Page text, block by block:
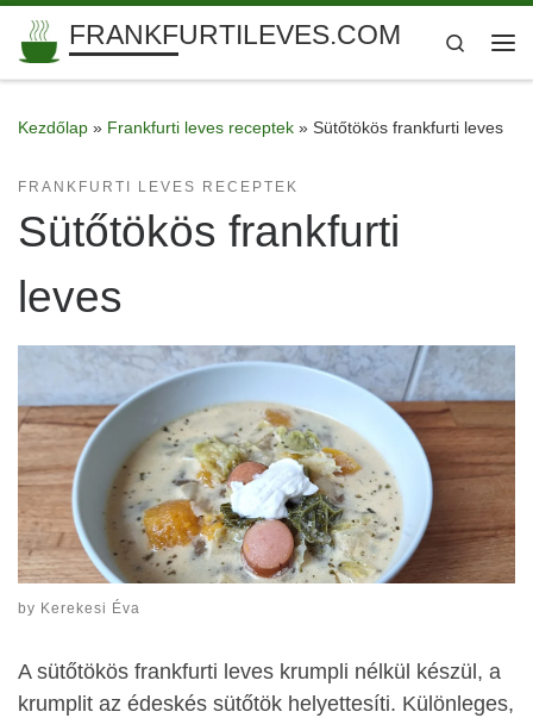
Skip to content
FRANKFURTILEVES.COM
Search
Kezdőlap » Frankfurti leves receptek » Sütőtökös frankfurti leves
FRANKFURTI LEVES RECEPTEK
Sütőtökös frankfurti
leves
by Kerekesi Éva
A sütőtökös frankfurti leves krumpli nélkül készül, a
krumplit az édeskés sütőtök helyettesíti. Különleges,